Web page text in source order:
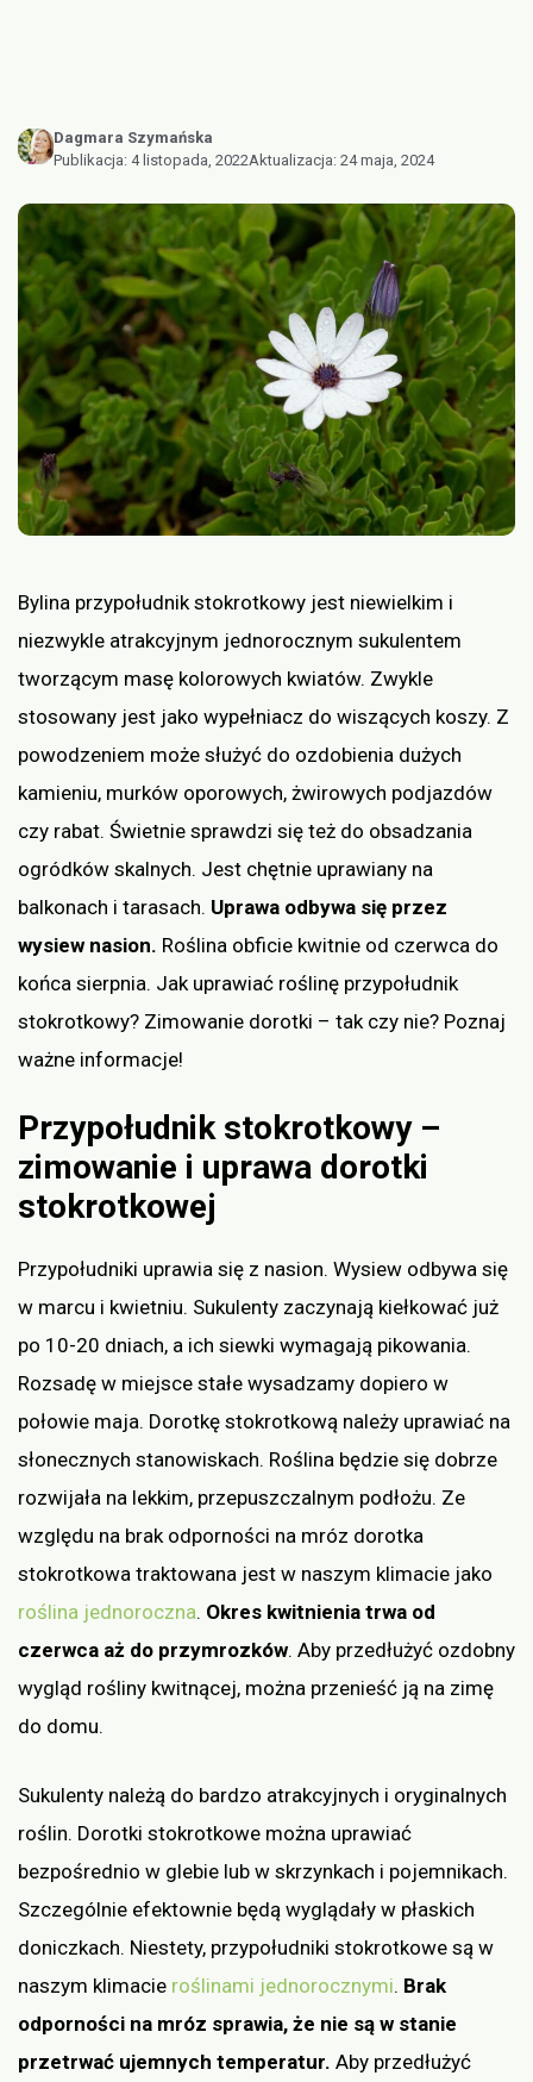
Dagmara Szymańska
Publikacja: 4 listopada, 2022Aktualizacja: 24 maja, 2024
Bylina przypołudnik stokrotkowy jest niewielkim i
niezwykle atrakcyjnym jednorocznym sukulentem
tworzącym masę kolorowych kwiatów. Zwykle
stosowany jest jako wypełniacz do wiszących koszy. Z
powodzeniem może służyć do ozdobienia dużych
kamieniu, murków oporowych, żwirowych podjazdów
czy rabat. Świetnie sprawdzi się też do obsadzania
ogródków skalnych. Jest chętnie uprawiany na
balkonach i tarasach. Uprawa odbywa się przez
wysiew nasion. Roślina obficie kwitnie od czerwca do
końca sierpnia. Jak uprawiać roślinę przypołudnik
stokrotkowy? Zimowanie dorotki – tak czy nie? Poznaj
ważne informacje!
Przypołudnik stokrotkowy –
zimowanie i uprawa dorotki
stokrotkowej
Przypołudniki uprawia się z nasion. Wysiew odbywa się
w marcu i kwietniu. Sukulenty zaczynają kiełkować już
po 10-20 dniach, a ich siewki wymagają pikowania.
Rozsadę w miejsce stałe wysadzamy dopiero w
połowie maja. Dorotkę stokrotkową należy uprawiać na
słonecznych stanowiskach. Roślina będzie się dobrze
rozwijała na lekkim, przepuszczalnym podłożu. Ze
względu na brak odporności na mróz dorotka
stokrotkowa traktowana jest w naszym klimacie jako
roślina jednoroczna. Okres kwitnienia trwa od
czerwca aż do przymrozków. Aby przedłużyć ozdobny
wygląd rośliny kwitnącej, można przenieść ją na zimę
do domu.
Sukulenty należą do bardzo atrakcyjnych i oryginalnych
roślin. Dorotki stokrotkowe można uprawiać
bezpośrednio w glebie lub w skrzynkach i pojemnikach.
Szczególnie efektownie będą wyglądały w płaskich
doniczkach. Niestety, przypołudniki stokrotkowe są w
naszym klimacie roślinami jednorocznymi. Brak
odporności na mróz sprawia, że nie są w stanie
przetrwać ujemnych temperatur. Aby przedłużyć